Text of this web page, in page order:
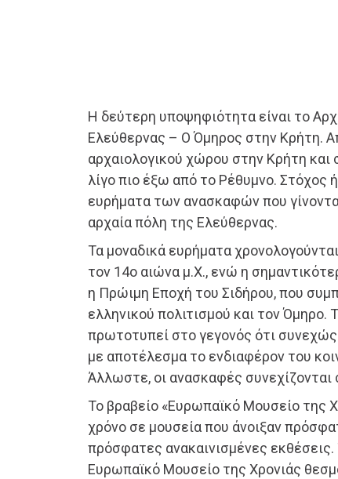
Η δεύτερη υποψηφιότητα είναι το
Ελεύθερνας – Ο Όμηρος στην Κρήτη.
αρχαιολογικού χώρου στην Κρήτη και
λίγο πιο έξω από το Ρέθυμνο. Στόχος
ευρήματα των ανασκαφών που
αρχαία πόλη της Ελεύθερνας.
Τα μοναδικά ευρήματα
τον 14ο αιώνα μ.Χ., ενώ η
η Πρώιμη Εποχή του Σιδήρου, που
ελληνικού πολιτισμού και τον Όμηρο.
πρωτοτυπεί στο γεγονός ότι
με αποτέλεσμα το ενδιαφέρον του
Άλλωστε, οι ανασκαφές συνεχίζονται
Το βραβείο «Ευρωπαϊκό Μουσείο της
χρόνο σε μουσεία που άνοιξαν
πρόσφατες ανακαινισμένες εκθέσεις.
Ευρωπαϊκό Μουσείο της Χρονιάς